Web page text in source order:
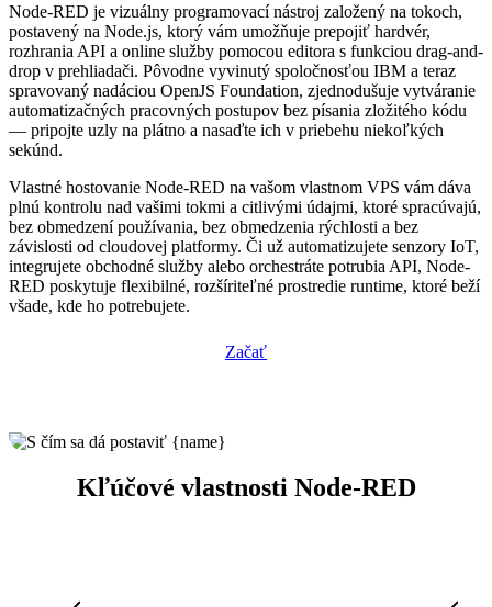
Node-RED je vizuálny programovací nástroj založený na tokoch,
postavený na Node.js, ktorý vám umožňuje prepojiť hardvér,
rozhrania API a online služby pomocou editora s funkciou drag-and-
drop v prehliadači. Pôvodne vyvinutý spoločnosťou IBM a teraz
spravovaný nadáciou OpenJS Foundation, zjednodušuje vytváranie
automatizačných pracovných postupov bez písania zložitého kódu
— pripojte uzly na plátno a nasaďte ich v priebehu niekoľkých
sekúnd.
Vlastné hostovanie Node-RED na vašom vlastnom VPS vám dáva
plnú kontrolu nad vašimi tokmi a citlivými údajmi, ktoré spracúvajú,
bez obmedzení používania, bez obmedzenia rýchlosti a bez
závislosti od cloudovej platformy. Či už automatizujete senzory IoT,
integrujete obchodné služby alebo orchestráte potrubia API, Node-
RED poskytuje flexibilné, rozšíriteľné prostredie runtime, ktoré beží
všade, kde ho potrebujete.
Začať
Kľúčové vlastnosti Node-RED